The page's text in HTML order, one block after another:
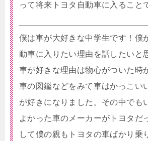
って将来トヨタ自動車に入ること
僕は車が大好きな中学生です！僕
動車に入りたい理由を話したいと
車が好きな理由は物心がついた時
車の図鑑などをみて車はかっこい
が好きになりました。その中でも
よかった車のメーカーがトヨタだ
して僕の親もトヨタの車ばかり乗